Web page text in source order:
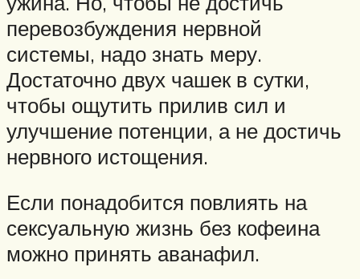
перевозбуждения нервной
системы, надо знать меру.
Достаточно двух чашек в сутки,
чтобы ощутить прилив сил и
улучшение потенции, а не достичь
нервного истощения.
Если понадобится повлиять на
сексуальную жизнь без кофеина
можно принять аванафил.